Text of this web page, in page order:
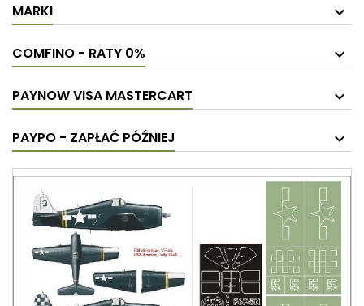
MARKI
COMFINO - RATY 0%
PAYNOW VISA MASTERCART
PAYPO - ZAPŁAĆ PÓŹNIEJ